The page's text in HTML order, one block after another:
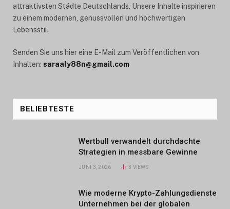
attraktivsten Städte Deutschlands. Unsere Inhalte inspirieren
zu einem modernen, genussvollen und hochwertigen
Lebensstil.
Senden Sie uns hier eine E-Mail zum Veröffentlichen von
Inhalten: saraaly88n@gmail.com
BELIEBTESTE
Wertbull verwandelt durchdachte
Strategien in messbare Gewinne
JUNI 3, 2026 3 VIEWS
Wie moderne Krypto-Zahlungsdienste
Unternehmen bei der globalen